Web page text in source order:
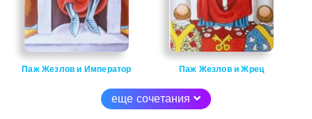
Паж Жезлов и Император Паж Жезлов и Жрец
еще сочетания